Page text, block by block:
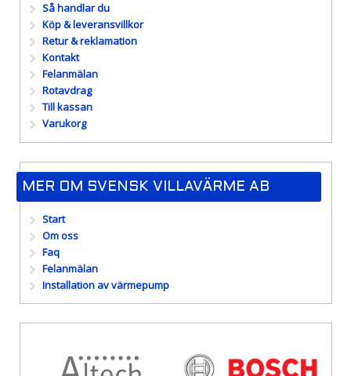
Så handlar du
Köp & leveransvillkor
Retur & reklamation
Kontakt
Felanmälan
Rotavdrag
Till kassan
Varukorg
MER OM SVENSK VILLAVÄRME AB
Start
Om oss
Faq
Felanmälan
Installation av värmepump